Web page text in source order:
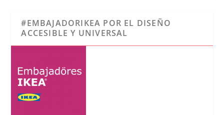
#EMBAJADORIKEA POR EL DISEÑO
ACCESIBLE Y UNIVERSAL